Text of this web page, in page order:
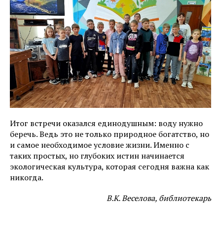
Итог встречи оказался единодушным: воду нужно
беречь. Ведь это не только природное богатство, но
и самое необходимое условие жизни. Именно с
таких простых, но глубоких истин начинается
экологическая культура, которая сегодня важна как
никогда.
В.К. Веселова, библиотекарь